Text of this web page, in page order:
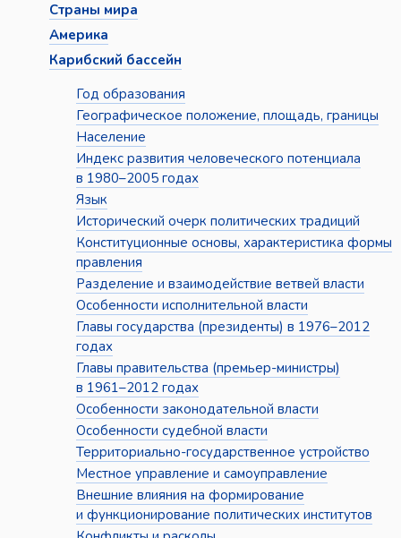
Страны мира
Америка
Карибский бассейн
Год образования
Географическое положение, площадь, границы
Население
Индекс развития человеческого потенциала
в 1980–2005 годах
Язык
Исторический очерк политических традиций
Конституционные основы, характеристика формы
правления
Разделение и взаимодействие ветвей власти
Особенности исполнительной власти
Главы государства (президенты) в 1976–2012
годах
Главы правительства (премьер-министры)
в 1961–2012 годах
Особенности законодательной власти
Особенности судебной власти
Территориально-государственное устройство
Местное управление и самоуправление
Внешние влияния на формирование
и функционирование политических институтов